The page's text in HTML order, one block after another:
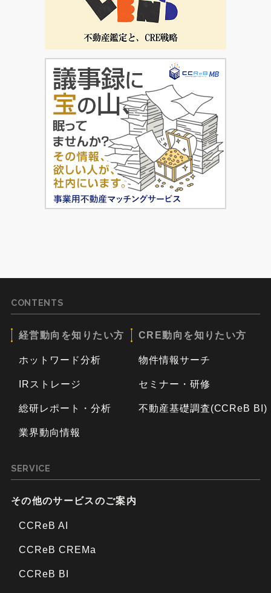
CONTENTS
経営動向を知りたい方
ホットワード分析
IRストレージ
総研レポート・分析
業界動向情報
CRE動向を知りたい方
物件情報サーチ
セミナー・研修
不動産基礎調査(CCReB BI)
SERVICE
その他のサービスのご案内
CCReB AI
CCReB CREMa
CCReB BI